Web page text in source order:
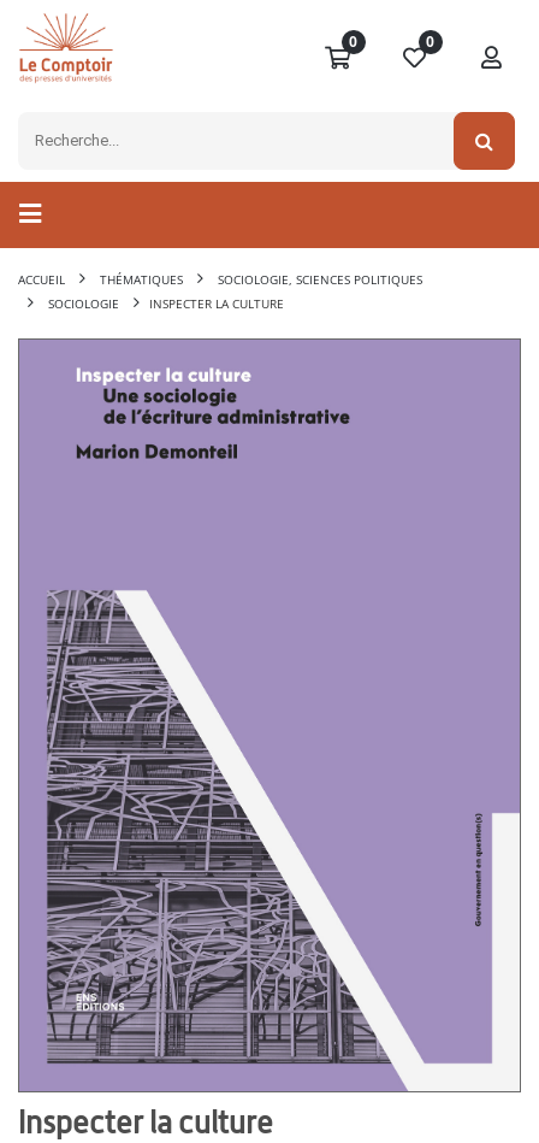
0 0
ACCUEIL THÉMATIQUES
SOCIOLOGIE, SCIENCES POLITIQUES
SOCIOLOGIE
INSPECTER LA CULTURE
Inspecter la culture